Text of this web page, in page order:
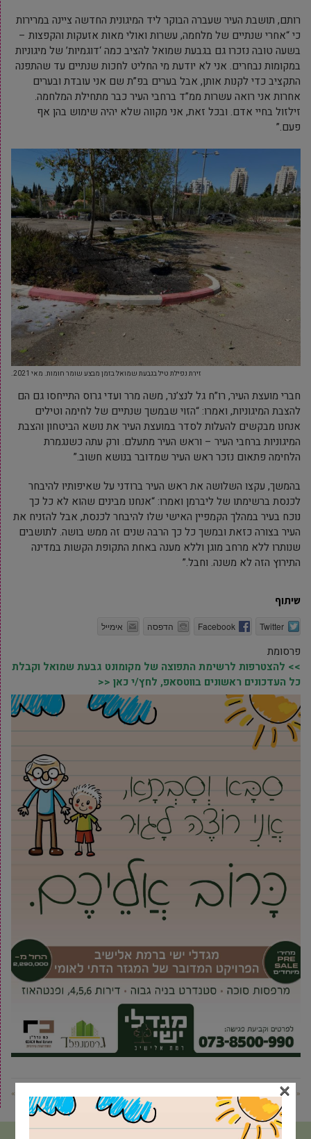
רותם, תושבת העיר שעברה הבוקר ליד המיגונית החדשה ציינה במרירות
כי “אחרי שנתיים של מלחמה, עשרות ואולי מאות אזעקות והקפצות –
בשעה טובה נזכרו גם בגבעת שמואל להציב כמה ‘דוגמיות’ של מיגוניות
במקומות נבחרים. אני לא יודעת מי החליט לחכות שנתיים עד שהתפנה
התקציב כדי לקנות אותן, אבל בערים בפ”ת שם אני עובדת ובערים
אחרות אני רואה עשרות ממ”ד ברחבי העיר כבר מתחילת המלחמה.
זילזול בחיי אדם. ובכל זאת, אני מקווה שלא יהיה שימוש בהן אף
פעם.”
זירת נפילת טיל בגבעת שמואל בזמן מבצע שומר חומות. מאי 2021.
חברי מועצת העיר, רו”ח גל לנצ’נר, משה מרר ועדי גרוס התייחסו גם הם
להצבת המיגוניות, ואמרו: “הזוי שבמשך שנתיים של לחימה וטילים
אנחנו מבקשים להעלות לסדר במועצת העיר את נושא הביטחון והצבת
המיגוניות ברחבי העיר – וראש העיר מתעלם. ורק עתה כשנגמרת
הלחימה פתאום נזכר ראש העיר שמדובר בנושא חשוב.”
בהמשך, עקצו השלושה את ראש העיר ברודני על שאיפותיו להיבחר
לכנסת ברשימתו של ליברמן ואמרו: “אנחנו מבינים שהוא לא כל כך
נוכח בעיר במהלך הקמפיין האישי שלו להיבחר לכנסת, אבל להזניח את
העיר בצורה כזאת ובמשך כל כך הרבה שנים זה ממש בושה. לתושבים
שנותרו ללא מרחב מוגן וללא מענה באחת התקופת הקשות במדינה
התירוץ הזה לא משנה. וחבל.”
שיתוף
Twitter
Facebook הדפסה אימייל
פרסומת
>> להצטרפות לרשימת התפוצה של מקומונט גבעת שמואל וקבלת
כל העדכונים ראשונים בווטסאפ, לחץ/י כאן <<
« פוסט קודם פוסט הבא » ×